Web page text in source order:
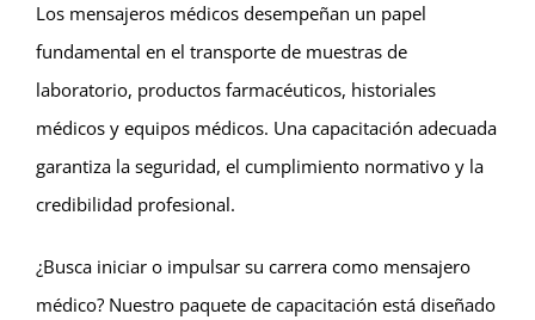
Los mensajeros médicos desempeñan un papel
fundamental en el transporte de muestras de
laboratorio, productos farmacéuticos, historiales
médicos y equipos médicos. Una capacitación adecuada
garantiza la seguridad, el cumplimiento normativo y la
credibilidad profesional.
¿Busca iniciar o impulsar su carrera como mensajero
médico? Nuestro paquete de capacitación está diseñado